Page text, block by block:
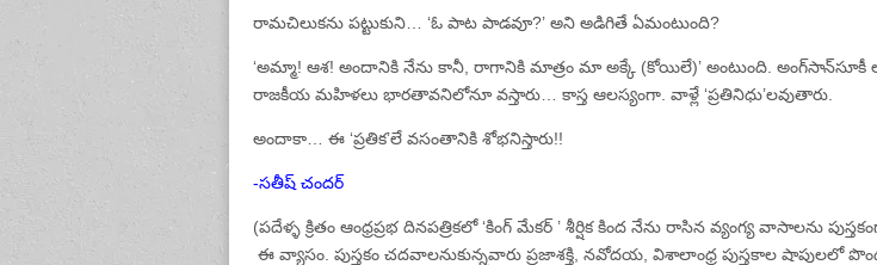
రామచిలుకను పట్టుకుని… ‘ఓ పాట పాడవూ?’ అని అడిగితే ఏమంటుంది?
‘అమ్మా! ఆశ! అందానికి నేను కానీ, రాగానికి మాత్రం మా అక్కే (కోయిలే)’ అంటుంది. అంగ్‌సాన్‌సూకీ
రాజకీయ మహిళలు భారతావనిలోనూ వస్తారు… కాస్త ఆలస్యంగా. వాళ్లే ‘ప్రతినిధు’లవుతారు.
అందాకా… ఈ ‘ప్రతిక’లే వసంతానికి శోభనిస్తారు!!
-సతీష్ చందర్
(పదేళ్ళ క్రితం ఆంధ్రప్రభ దినపత్రికలో ‘కింగ్ మేకర్ ’ శీర్షిక కింద నేను రాసిన వ్యంగ్య వాసాలను
ఈ వ్యాసం. పుస్తకం చదవాలనుకున్నవారు ప్రజాశక్తి, నవోదయ, విశాలాంధ్ర పుస్తకాల షాపులలో